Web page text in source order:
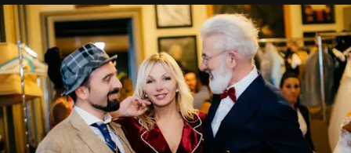
самыми искренними пожеланиями и теплом, ваша
командаL’Officiel Baltic .